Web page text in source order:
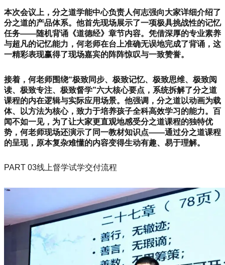
本次会议上，分之道学能中心负责人何志强向大家详细介绍了
分之道的产品体系。他首先现场展示了一项极具挑战性的记忆
任务——随机背诵《道德经》章节内容。凭借深厚的专业素养
与超凡的记忆能力，何老师在台上准确无误地完成了背诵，这
一精彩表现赢得了现场嘉宾的阵阵惊叹与一致赞誉。
接着，何老师围绕“极致同步、极致记忆、极致思维、极致阅
读、极致专注、极致督学”六大核心要点，系统拆解了分之道
课程的内在逻辑与实际应用场景。他强调，分之道以动画为载
体、以方法为核心，致力于培养孩子全科高效学习的能力。百
闻不如一见，为了让大家更直观地感受分之道课程的独特优
势，何老师现场还演示了同一教材知识点——通过分之道课程
的呈现，原本复杂难懂的内容变得生动有趣、易于理解。
PART 03线上督学试学交付流程